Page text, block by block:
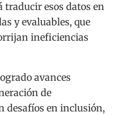
traducir esos datos en
y evaluables, que
ineficiencias
avances
de
desafíos en inclusión,